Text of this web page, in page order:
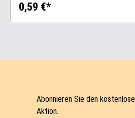
0,59 €*
Abonnieren Sie den
Aktion.